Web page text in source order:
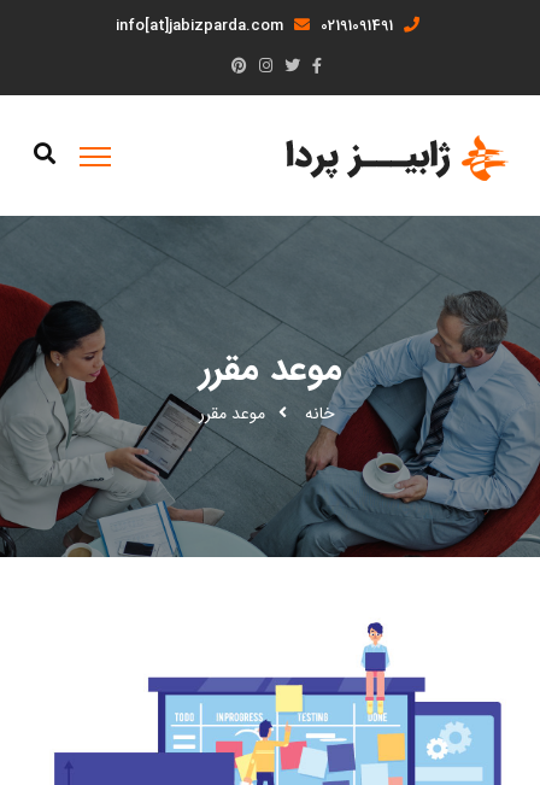
02191091491
info[at]jabizparda.com
موعد مقرر
خانه موعد مقرر